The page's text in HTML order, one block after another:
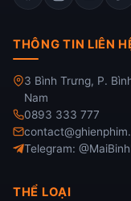
THÔNG TIN LIÊN
3 Bình Trưng, P.
Nam
0893 333 777
Telegram:
THỂ LOẠI